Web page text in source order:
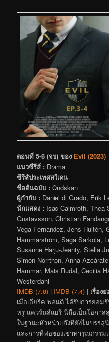
ตอนที่ 5-6 (จบ) ของ Evil (2023)
แนวซีรีส์ : Drama
ซีรีส์ประเทศสวีเดน
ชื่อต้นฉบับ : Ondskan
ผู้กำกับ : Daniel di Grado, Erik
นักแสดง : Isac Calmroth, Thea
Gustavsson, Christian
Vega Fernandez, Jens Hultén,
Hammarström, Saga Sarkola,
Susanne Harju-Jeanty, Stella
Simon Norrthon, Anna
Hammar, Mats Rudal, Cecilia
Westerdahl
IMDB (7.8) | IMDB (7.4) | เรื่องย่
เมื่อเอียริค พอนติ ได้รับการยอมรั
หรู แควร์นส์แบรี นี่ถือเป็นโอกา
ในฐานะหัวหน้าแก๊งที่ยังไม่บรรลุ
และการที่พ่อของเขาทารุณกรรม